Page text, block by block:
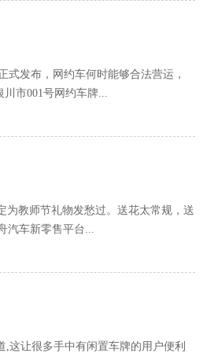
式发布，网约车何时能够合法营运，
市001号网约车牌...
为教师节礼物发愁过。送花太常规，送
汽车新零售平台...
这让很多手中有闲置车牌的用户便利